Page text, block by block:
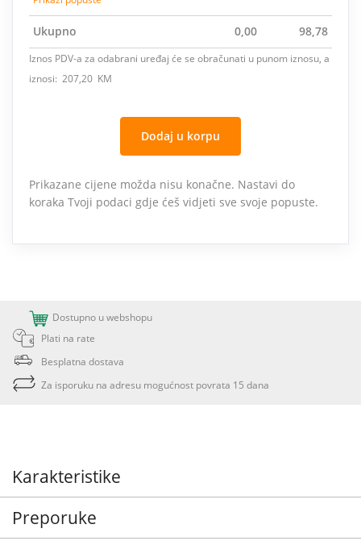
Ukupno 0,00 98,78
Iznos PDV-a za odabrani uređaj će se obračunati u punom iznosu, a
iznosi: 207,20 KM
Dodaj u korpu
Prikazane cijene možda nisu konačne. Nastavi do
koraka Tvoji podaci gdje ćeš vidjeti sve svoje popuste.
Dostupno u webshopu
Plati na rate
Besplatna dostava
Za isporuku na adresu mogućnost povrata 15 dana
Karakteristike
Preporuke